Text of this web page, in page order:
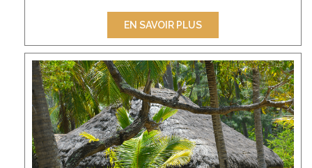
EN SAVOIR PLUS